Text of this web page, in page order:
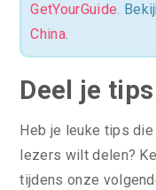
GetYourGuide.
China.
Deel je tips
Heb je leuke tips
lezers wilt delen?
tijdens onze